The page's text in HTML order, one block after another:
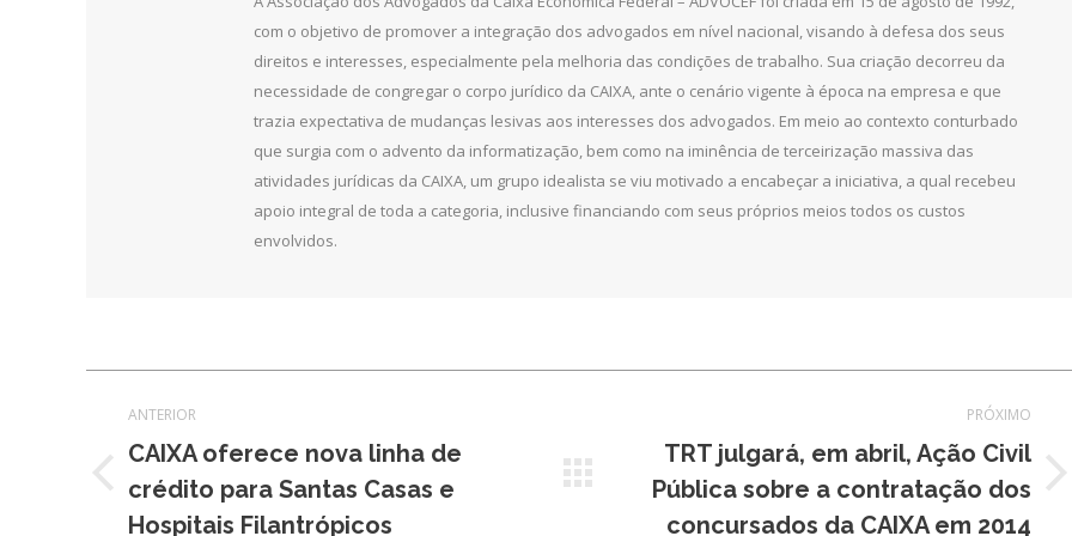
com o objetivo de promover a integração dos advogados em nível nacional, visando à defesa dos seus
direitos e interesses, especialmente pela melhoria das condições de trabalho. Sua criação decorreu da
necessidade de congregar o corpo jurídico da CAIXA, ante o cenário vigente à época na empresa e que
trazia expectativa de mudanças lesivas aos interesses dos advogados. Em meio ao contexto conturbado
que surgia com o advento da informatização, bem como na iminência de terceirização massiva das
atividades jurídicas da CAIXA, um grupo idealista se viu motivado a encabeçar a iniciativa, a qual recebeu
apoio integral de toda a categoria, inclusive financiando com seus próprios meios todos os custos
envolvidos.
de
post:
ANTERIOR
Post
anterior:
CAIXA oferece nova linha de
crédito para Santas Casas e
Hospitais Filantrópicos
PRÓXIMO
Próximo
TRT julgará, em abril, Ação Civil
Pública sobre a contratação dos
concursados da CAIXA em 2014